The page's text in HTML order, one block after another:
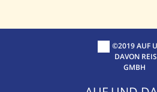
©2019 AUF
DAVON
GMBH